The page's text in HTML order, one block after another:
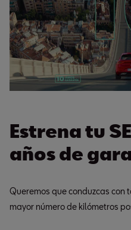
Estrena tu
años de
Queremos que conduzcas
mayor número de kilómetros